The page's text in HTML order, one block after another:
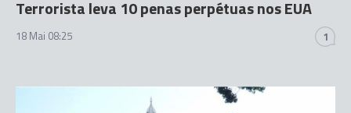
Terrorista leva 10 penas perpétuas nos EUA
18 Mai 08:25 1